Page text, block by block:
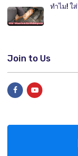
ทำไม! ใ
Join to Us